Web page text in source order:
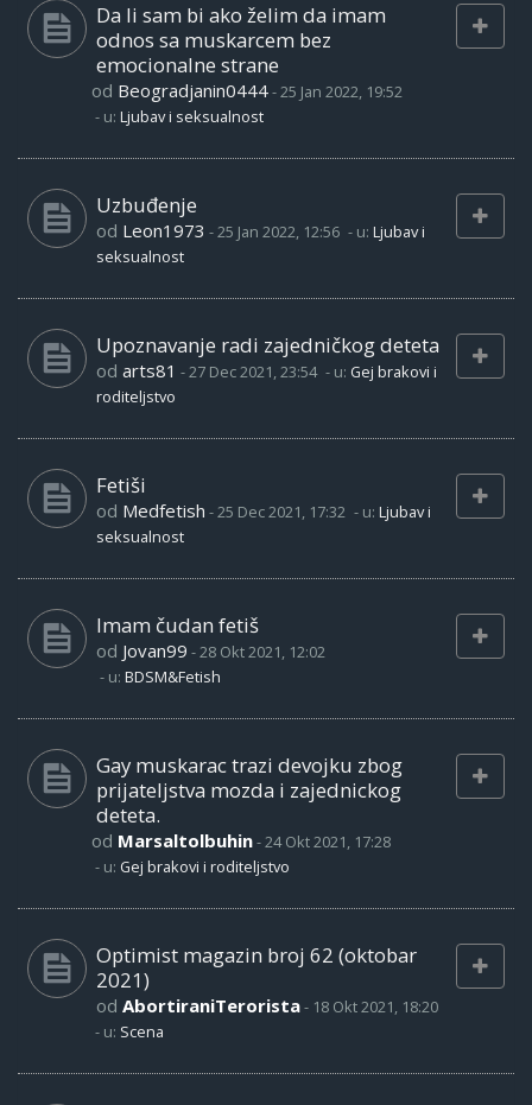
Da li sam bi ako želim da imam
odnos sa muskarcem bez
emocionalne strane
od Beogradjanin0444-25 Jan 2022, 19:52
- u: Ljubav i seksualnost
Uzbuđenje
od Leon1973 -25 Jan 2022, 12:56 - u: Ljubav i
seksualnost
Upoznavanje radi zajedničkog deteta
od arts81 -27 Dec 2021, 23:54 - u: Gej brakovi i
roditeljstvo
Fetiši
od Medfetish -25 Dec 2021, 17:32 - u: Ljubav i
seksualnost
Imam čudan fetiš
od Jovan99 -28 Okt 2021, 12:02
- u: BDSM&Fetish
Gay muskarac trazi devojku zbog
prijateljstva mozda i zajednickog
deteta.
od Marsaltolbuhin-24 Okt 2021, 17:28
- u: Gej brakovi i roditeljstvo
Optimist magazin broj 62 (oktobar
2021)
od AbortiraniTerorista- 18 Okt 2021, 18:20
- u: Scena